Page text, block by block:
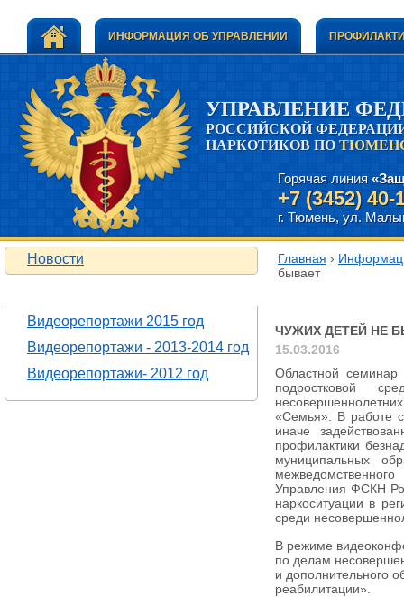
ИНФОРМАЦИЯ ОБ УПРАВЛЕНИИ
УПРАВЛЕНИЕ
РОССИЙСКОЙ
НАРКОТИКОВ ПО
Горячая линия
+7 (3452) 40-
г. Тюмень, ул.
Главная ›
бывает
ЧУЖИХ ДЕТЕЙ НЕ
15.03.2016
Областной
подростковой
«Семья». В работе
иначе
профилактики
муниципальных
Управления ФСКН
наркоситуации в
среди
В режиме
по делам
и дополнительного
реабилитации».
Новости
Видеорепортажи 2015 год
Видеорепортажи - 2013-2014 год
Видеорепортажи- 2012 год